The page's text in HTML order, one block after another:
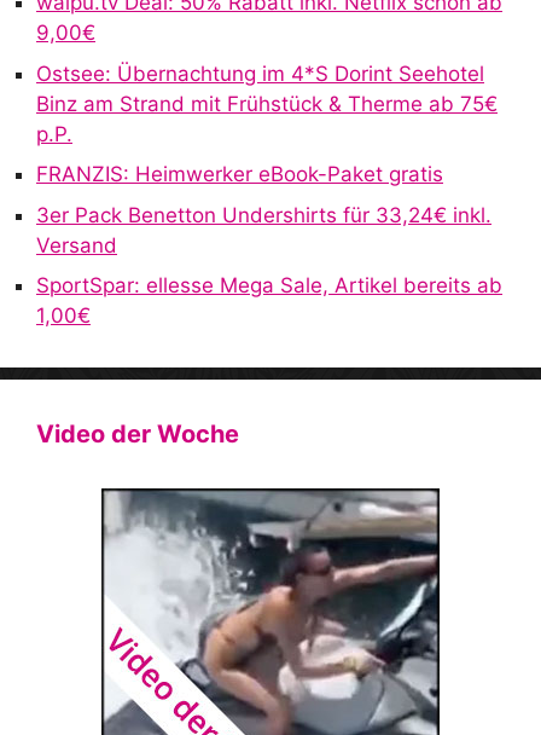
9,00€
Ostsee: Übernachtung im 4*S Dorint Seehotel
Binz am Strand mit Frühstück & Therme ab 75€
p.P.
FRANZIS: Heimwerker eBook-Paket gratis
3er Pack Benetton Undershirts für 33,24€ inkl.
Versand
SportSpar: ellesse Mega Sale, Artikel bereits ab
1,00€
Video der Woche